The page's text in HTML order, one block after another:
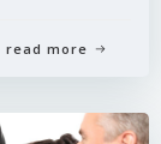
read more